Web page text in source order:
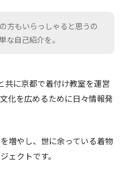
方もいらっしゃると思うの
な自己紹介を。
共に京都で着付け教室を運営
化を広めるために日々情報発
増やし、世に余っている着物
ェクトです。